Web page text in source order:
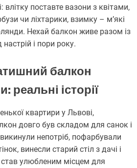
влітку поставте вазони з квітами,
чи ліхтарики, взимку – м’які
Нехай балкон живе разом із
і пори року.
балкон
реальні історії
квартири у Львові,
довго був складом для санок і
непотріб, пофарбували
винесли старий стіл з дачі і
став улюбленим місцем для